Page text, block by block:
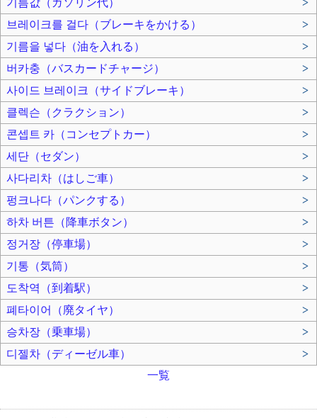
기름값（ガソリン代）
>
브레이크를 걸다（ブレーキをかける）
>
기름을 넣다（油を入れる）
>
버카충（バスカードチャージ）
>
사이드 브레이크（サイドブレーキ）
>
클렉슨（クラクション）
>
콘셉트 카（コンセプトカー）
>
세단（セダン）
>
사다리차（はしご車）
>
펑크나다（パンクする）
>
하차 버튼（降車ボタン）
>
정거장（停車場）
>
기통（気筒）
>
도착역（到着駅）
>
폐타이어（廃タイヤ）
>
승차장（乗車場）
>
디젤차（ディーゼル車）
>
一覧